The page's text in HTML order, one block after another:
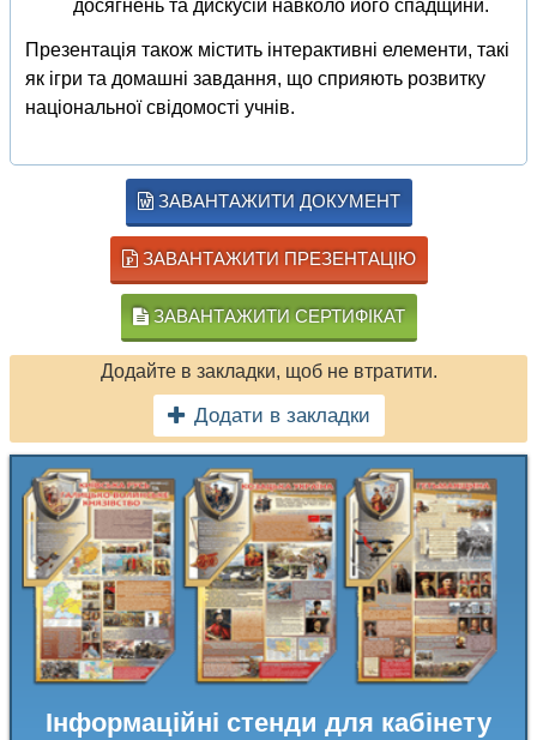
досягнень та дискусій навколо його спадщини.
Презентація також містить інтерактивні елементи, такі
як ігри та домашні завдання, що сприяють розвитку
національної свідомості учнів.
ЗАВАНТАЖИТИ ДОКУМЕНТ
ЗАВАНТАЖИТИ ПРЕЗЕНТАЦІЮ
ЗАВАНТАЖИТИ СЕРТИФІКАТ
Додайте в закладки, щоб не втратити.
Додати в закладки
Інформаційні стенди для кабінету